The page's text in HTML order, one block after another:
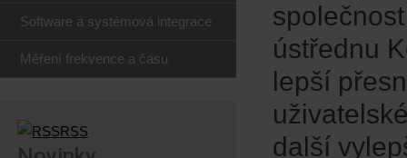
ústřednu
lepší
další
Software a systémová integrace
Měření frekvence a času
RSS